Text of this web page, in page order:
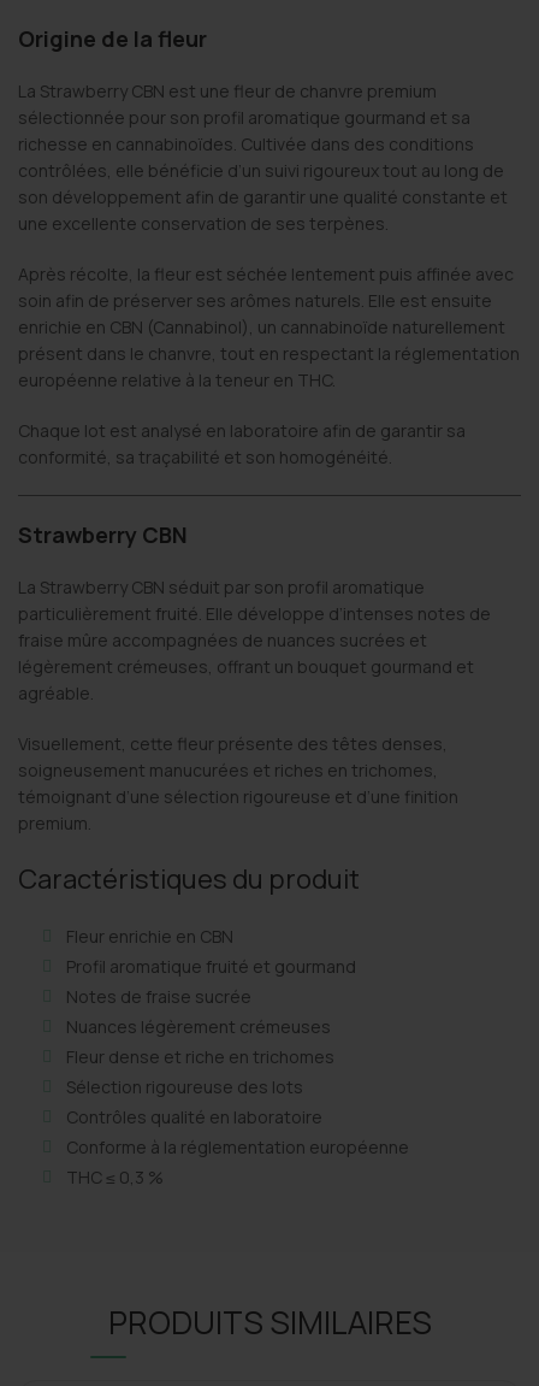
Origine de la fleur
La Strawberry CBN est une fleur de chanvre premium
sélectionnée pour son profil aromatique gourmand et sa
richesse en cannabinoïdes. Cultivée dans des conditions
contrôlées, elle bénéficie d’un suivi rigoureux tout au long de
son développement afin de garantir une qualité constante et
une excellente conservation de ses terpènes.
Après récolte, la fleur est séchée lentement puis affinée avec
soin afin de préserver ses arômes naturels. Elle est ensuite
enrichie en CBN (Cannabinol), un cannabinoïde naturellement
présent dans le chanvre, tout en respectant la réglementation
européenne relative à la teneur en THC.
Chaque lot est analysé en laboratoire afin de garantir sa
conformité, sa traçabilité et son homogénéité.
Strawberry CBN
La Strawberry CBN séduit par son profil aromatique
particulièrement fruité. Elle développe d’intenses notes de
fraise mûre accompagnées de nuances sucrées et
légèrement crémeuses, offrant un bouquet gourmand et
agréable.
Visuellement, cette fleur présente des têtes denses,
soigneusement manucurées et riches en trichomes,
témoignant d’une sélection rigoureuse et d’une finition
premium.
Caractéristiques du produit
Fleur enrichie en CBN
Profil aromatique fruité et gourmand
Notes de fraise sucrée
Nuances légèrement crémeuses
Fleur dense et riche en trichomes
Sélection rigoureuse des lots
Contrôles qualité en laboratoire
Conforme à la réglementation européenne
THC ≤ 0,3 %
PRODUITS SIMILAIRES